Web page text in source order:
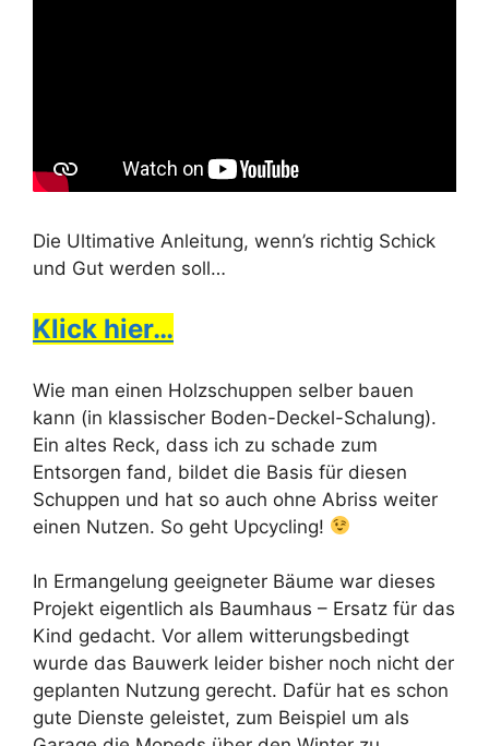
Die Ultimative Anleitung, wenn’s richtig Schick
und Gut werden soll…
Klick hier…
Wie man einen Holzschuppen selber bauen
kann (in klassischer Boden-Deckel-Schalung).
Ein altes Reck, dass ich zu schade zum
Entsorgen fand, bildet die Basis für diesen
Schuppen und hat so auch ohne Abriss weiter
einen Nutzen. So geht Upcycling!
In Ermangelung geeigneter Bäume war dieses
Projekt eigentlich als Baumhaus – Ersatz für das
Kind gedacht. Vor allem witterungsbedingt
wurde das Bauwerk leider bisher noch nicht der
geplanten Nutzung gerecht. Dafür hat es schon
gute Dienste geleistet, zum Beispiel um als